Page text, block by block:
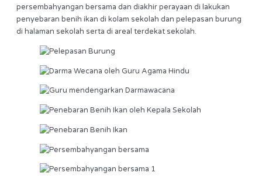
persembahyangan bersama dan diakhir perayaan di lakukan
penyebaran benih ikan di kolam sekolah dan pelepasan burung
di halaman sekolah serta di areal terdekat sekolah.